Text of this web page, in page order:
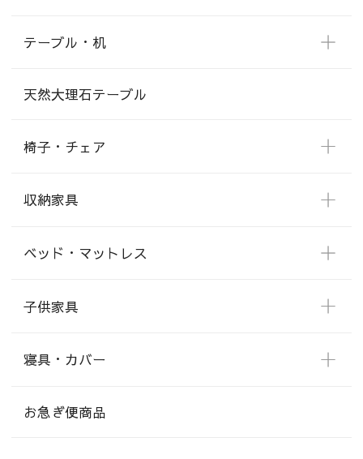
テーブル・机
天然大理石テーブル
椅子・チェア
収納家具
ベッド・マットレス
子供家具
寝具・カバー
お急ぎ便商品